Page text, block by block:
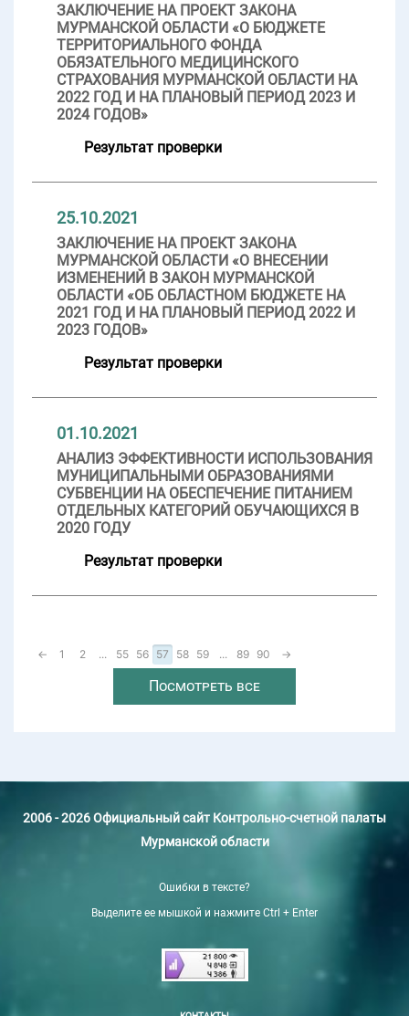
ЗАКЛЮЧЕНИЕ НА ПРОЕКТ ЗАКОНА
МУРМАНСКОЙ ОБЛАСТИ «О БЮДЖЕТЕ
ТЕРРИТОРИАЛЬНОГО ФОНДА
ОБЯЗАТЕЛЬНОГО МЕДИЦИНСКОГО
СТРАХОВАНИЯ МУРМАНСКОЙ ОБЛАСТИ НА
2022 ГОД И НА ПЛАНОВЫЙ ПЕРИОД 2023 И
2024 ГОДОВ»
Результат проверки
25.10.2021
ЗАКЛЮЧЕНИЕ НА ПРОЕКТ ЗАКОНА
МУРМАНСКОЙ ОБЛАСТИ «О ВНЕСЕНИИ
ИЗМЕНЕНИЙ В ЗАКОН МУРМАНСКОЙ
ОБЛАСТИ «ОБ ОБЛАСТНОМ БЮДЖЕТЕ НА
2021 ГОД И НА ПЛАНОВЫЙ ПЕРИОД 2022 И
2023 ГОДОВ»
Результат проверки
01.10.2021
АНАЛИЗ ЭФФЕКТИВНОСТИ ИСПОЛЬЗОВАНИЯ
МУНИЦИПАЛЬНЫМИ ОБРАЗОВАНИЯМИ
СУБВЕНЦИИ НА ОБЕСПЕЧЕНИЕ ПИТАНИЕМ
ОТДЕЛЬНЫХ КАТЕГОРИЙ ОБУЧАЮЩИХСЯ В
2020 ГОДУ
Результат проверки
← 1 2 ... 55 56 57 58 59 ... 89 90 →
Посмотреть все
2006 - 2026 Официальный сайт Контрольно-счетной палаты
Мурманской области
Ошибки в тексте?
Выделите ее мышкой и нажмите Ctrl + Enter